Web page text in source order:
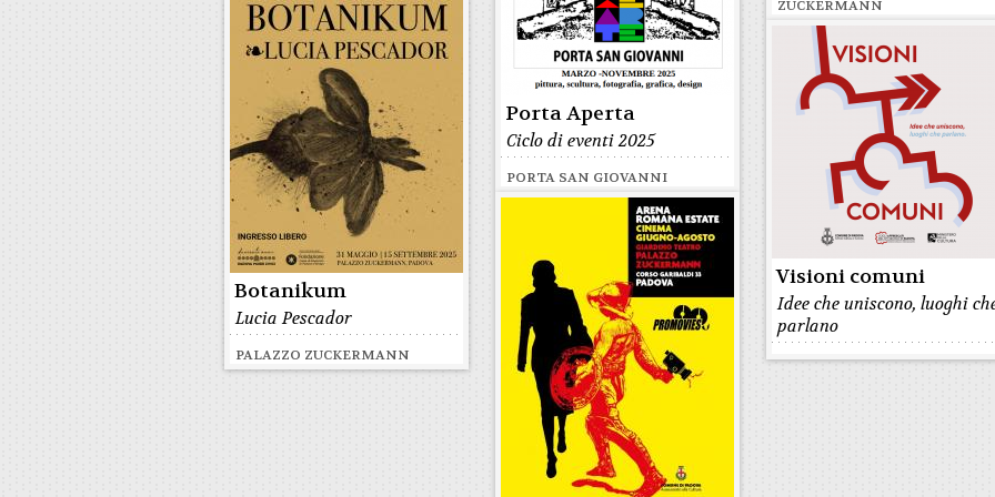
ZUCKERMANN
Porta Aperta
Ciclo di eventi 2025
PORTA SAN GIOVANNI
Botanikum
Lucia Pescador
PALAZZO ZUCKERMANN
Visioni comuni
Idee che uniscono, luoghi
parlano